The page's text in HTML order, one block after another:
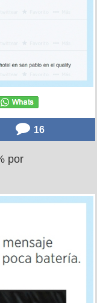
16
por